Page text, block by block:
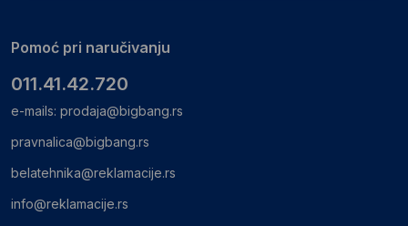
Pomoć pri naručivanju
011.41.42.720
e-mails: prodaja@bigbang.rs
pravnalica@bigbang.rs
belatehnika@reklamacije.rs
info@reklamacije.rs